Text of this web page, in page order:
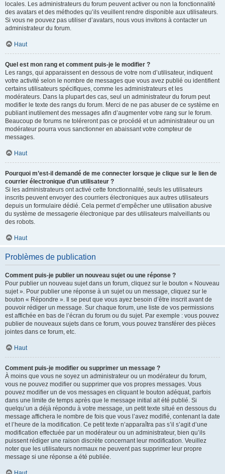
locales. Les administrateurs du forum peuvent activer ou non la fonctionnalité
des avatars et des méthodes qu’ils veuillent rendre disponible aux utilisateurs.
Si vous ne pouvez pas utiliser d’avatars, nous vous invitons à contacter un
administrateur du forum.
Haut
Quel est mon rang et comment puis-je le modifier ?
Les rangs, qui apparaissent en dessous de votre nom d’utilisateur, indiquent
votre activité selon le nombre de messages que vous avez publié ou identifient
certains utilisateurs spécifiques, comme les administrateurs et les
modérateurs. Dans la plupart des cas, seul un administrateur du forum peut
modifier le texte des rangs du forum. Merci de ne pas abuser de ce système en
publiant inutilement des messages afin d’augmenter votre rang sur le forum.
Beaucoup de forums ne toléreront pas ce procédé et un administrateur ou un
modérateur pourra vous sanctionner en abaissant votre compteur de
messages.
Haut
Pourquoi m’est-il demandé de me connecter lorsque je clique sur le lien de
courrier électronique d’un utilisateur ?
Si les administrateurs ont activé cette fonctionnalité, seuls les utilisateurs
inscrits peuvent envoyer des courriers électroniques aux autres utilisateurs
depuis un formulaire dédié. Cela permet d’empêcher une utilisation abusive
du système de messagerie électronique par des utilisateurs malveillants ou
des robots.
Haut
Problèmes de publication
Comment puis-je publier un nouveau sujet ou une réponse ?
Pour publier un nouveau sujet dans un forum, cliquez sur le bouton « Nouveau
sujet ». Pour publier une réponse à un sujet ou un message, cliquez sur le
bouton « Répondre ». Il se peut que vous ayez besoin d’être inscrit avant de
pouvoir rédiger un message. Sur chaque forum, une liste de vos permissions
est affichée en bas de l’écran du forum ou du sujet. Par exemple : vous pouvez
publier de nouveaux sujets dans ce forum, vous pouvez transférer des pièces
jointes dans ce forum, etc.
Haut
Comment puis-je modifier ou supprimer un message ?
À moins que vous ne soyez un administrateur ou un modérateur du forum,
vous ne pouvez modifier ou supprimer que vos propres messages. Vous
pouvez modifier un de vos messages en cliquant le bouton adéquat, parfois
dans une limite de temps après que le message initial ait été publié. Si
quelqu’un a déjà répondu à votre message, un petit texte situé en dessous du
message affichera le nombre de fois que vous l’avez modifié, contenant la date
et l’heure de la modification. Ce petit texte n’apparaîtra pas s’il s’agit d’une
modification effectuée par un modérateur ou un administrateur, bien qu’ils
puissent rédiger une raison discrète concernant leur modification. Veuillez
noter que les utilisateurs normaux ne peuvent pas supprimer leur propre
message si une réponse a été publiée.